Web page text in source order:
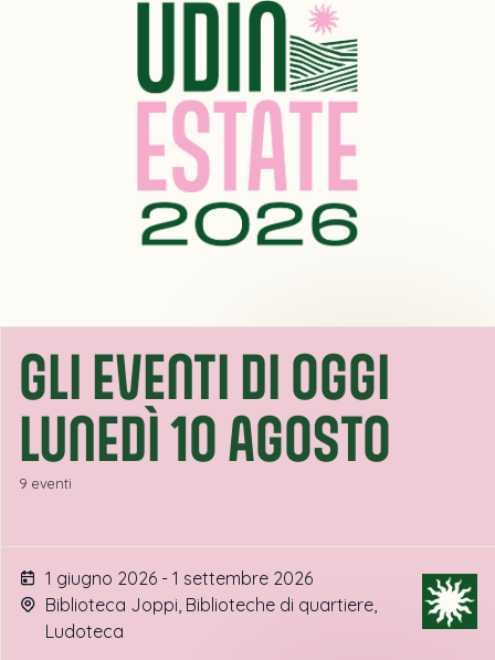
GLI EVENTI DI OGGI
LUNEDÌ 10 AGOSTO
9 eventi
1 giugno 2026 - 1 settembre 2026
Biblioteca Joppi, Biblioteche di quartiere,
Ludoteca